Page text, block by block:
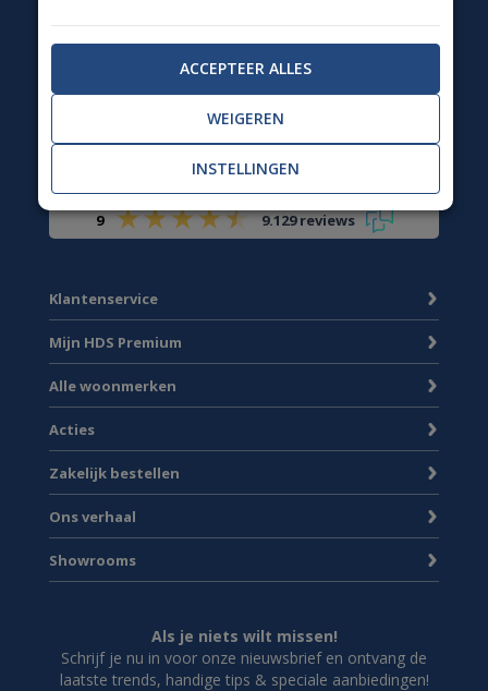
+31(0)85 888 3671
9 9.129 reviews
Klantenservice
Mijn HDS Premium
Alle woonmerken
Acties
Zakelijk bestellen
Ons verhaal
Showrooms
Als je niets wilt missen!
Schrijf je nu in voor onze nieuwsbrief en ontvang de
laatste trends, handige tips & speciale aanbiedingen!
ACCEPTEER ALLES
WEIGEREN
INSTELLINGEN